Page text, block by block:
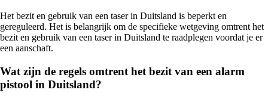
Het bezit en gebruik van een taser in Duitsland is beperkt en
gereguleerd. Het is belangrijk om de specifieke wetgeving omtrent het
bezit en gebruik van een taser in Duitsland te raadplegen voordat je er
een aanschaft.
Wat zijn de regels omtrent het bezit van een alarm
pistool in Duitsland?